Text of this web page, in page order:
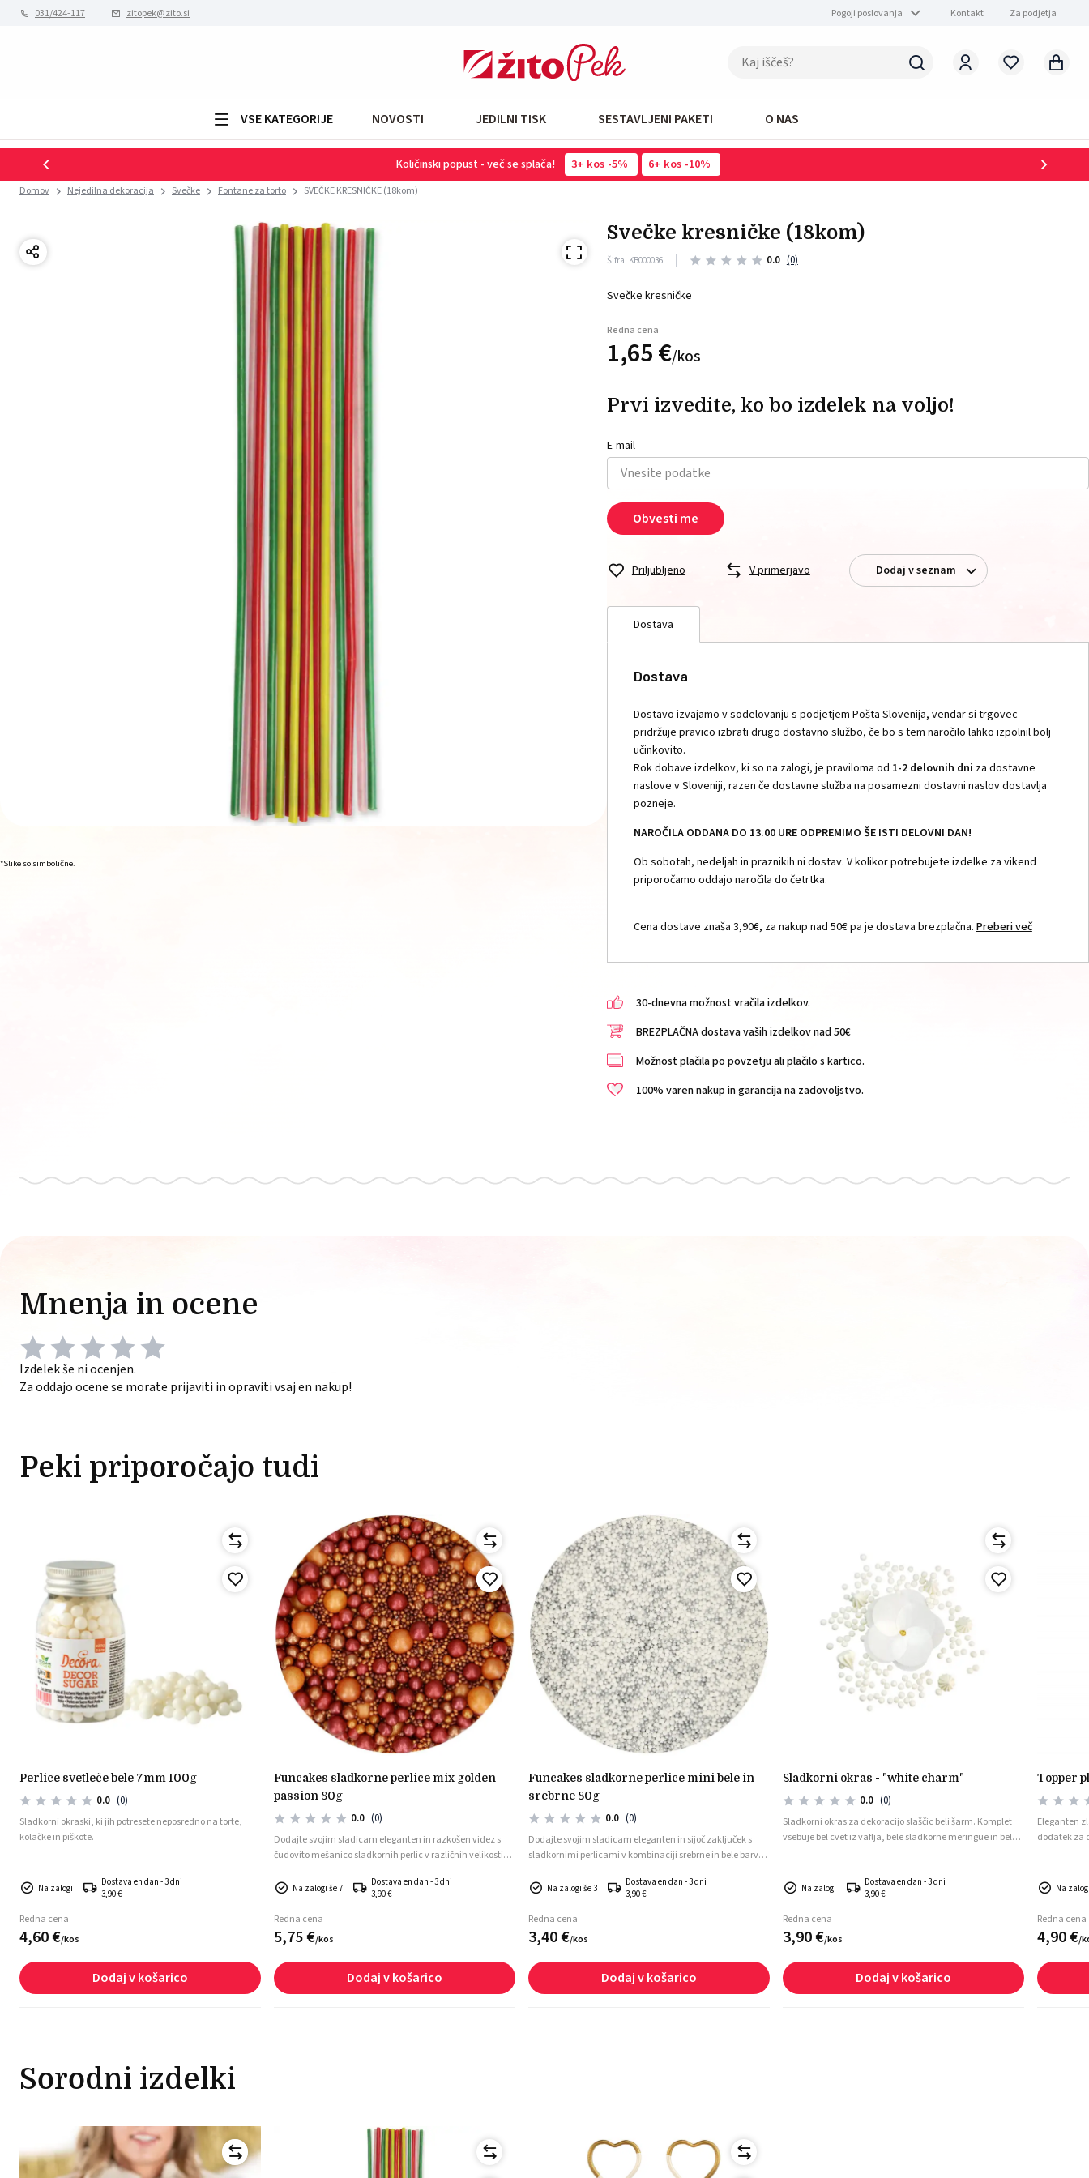
031/424-117 zitopek@zito.si Pogoji poslovanja Kontakt Za podjetja
VSE KATEGORIJE NOVOSTI JEDILNI TISK SESTAVLJENI PAKETI O NAS
Količinski popust - več se splača! 3 kos -5% 6 kos -10%
Domov Nejedilna dekoracija Svečke Fontane za torto SVEČKE KRESNIČKE (18kom)
*Slike so simbolične.
svečke kresničke (18kom)
Šifra: KB000036 0.0 (0)
Svečke kresničke
Redna cena
1,65€/kos
Prvi izvedite, ko bo izdelek na voljo!
E-mail
Obvesti me
Priljubljeno V primerjavo Dodaj v seznam
Dostava
Dostava
Dostavo izvajamo v sodelovanju s podjetjem Pošta Slovenija, vendar si trgovec
pridržuje pravico izbrati drugo dostavno službo, če bo s tem naročilo lahko izpolnil bolj
učinkovito.
Rok dobave izdelkov, ki so na zalogi, je praviloma od 1-2 delovnih dni za dostavne
naslove v Sloveniji, razen če dostavne služba na posamezni dostavni naslov dostavlja
pozneje.
NAROČILA ODDANA DO 13.00 URE ODPREMIMO ŠE ISTI DELOVNI DAN!
Ob sobotah, nedeljah in praznikih ni dostav. V kolikor potrebujete izdelke za vikend
priporočamo oddajo naročila do četrtka.
Cena dostave znaša 3,90€, za nakup nad 50€ pa je dostava brezplačna.Preberi več
30-dnevna možnost vračila izdelkov.
BREZPLAČNA dostava vaših izdelkov nad 50€
Možnost plačila po povzetju ali plačilo s kartico.
100% varen nakup in garancija na zadovoljstvo.
Mnenja in ocene
Izdelek še ni ocenjen.
Za oddajo ocene se morate prijaviti in opraviti vsaj en nakup!
Peki priporočajo tudi
perlice svetleče bele 7mm 100g
0.0 (0)
Sladkorni okraski, ki jih potresete neposredno na torte,
kolačke in piškote.
Na zalogi
Dostava en dan - 3 dni
3,90 €
Redna cena
4,60€/kos
Dodaj v košarico
funcakes sladkorne perlice mix golden
passion 80g
0.0 (0)
Dodajte svojim sladicam eleganten in razkošen videz s
čudovito mešanico sladkornih perlic v različnih velikostih z
kolačkom in piškotom podari čudovit zaključni pridih.
Na zalogi še 7
Dostava en dan - 3 dni
3,90 €
Redna cena
5,75€/kos
Dodaj v košarico
funcakes sladkorne perlice mini bele in
srebrne 80g
0.0 (0)
Dodajte svojim sladicam eleganten in sijoč zaključek s
sladkornimi perlicami v kombinaciji srebrne in bele barve.
tort, kolačkov, piškotov, krofov in drugih sladkih dobrot.
Na zalogi še 3
Dostava en dan - 3 dni
3,90 €
Redna cena
3,40€/kos
Dodaj v košarico
sladkorni okras - "white charm"
0.0 (0)
Sladkorni okras za dekoracijo slaščic beli šarm. Komplet
vsebuje bel cvet iz vaflja, bele sladkorne meringue in bele
Na zalogi
Dostava en dan - 3 dni
3,90 €
Redna cena
3,90€/kos
Dodaj v košarico
topper
Eleganten
dodatek za
svečan ter
Na
Redna cena
4,90€/
Sorodni izdelki